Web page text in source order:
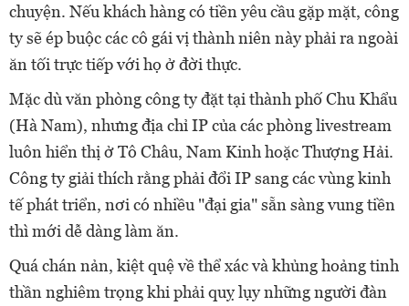
chuyện. Nếu khách hàng có tiền yêu cầu gặp mặt, công
ty sẽ ép buộc các cô gái vị thành niên này phải ra ngoài
ăn tối trực tiếp với họ ở đời thực.
Mặc dù văn phòng công ty đặt tại thành phố Chu Khẩu
(Hà Nam), nhưng địa chỉ IP của các phòng livestream
luôn hiển thị ở Tô Châu, Nam Kinh hoặc Thượng Hải.
Công ty giải thích rằng phải đổi IP sang các vùng kinh
tế phát triển, nơi có nhiều "đại gia" sẵn sàng vung tiền
thì mới dễ dàng làm ăn.
Quá chán nản, kiệt quệ về thể xác và khủng hoảng tinh
thần nghiêm trọng khi phải quỵ lụy những người đàn